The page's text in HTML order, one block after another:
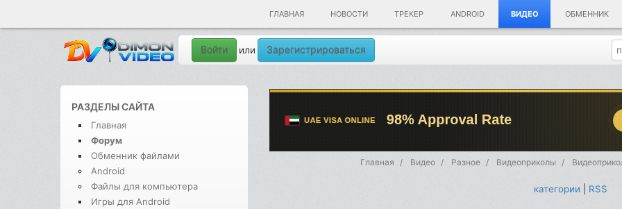
ГЛАВНАЯ НОВОСТИ ТРЕКЕР ANDROID ВИДЕО ОБМЕННИК
Войти или Зарегистрироваться
РАЗДЕЛЫ САЙТА
Главная
Форум
Обменник файлами
Android
Файлы для компьютера
Игры для Android
Главная Видео Разное Видеоприколы
категории RSS